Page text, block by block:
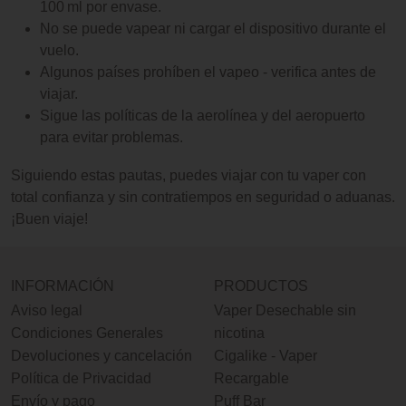
100 ml por envase.
No se puede vapear ni cargar el dispositivo durante el
vuelo.
Algunos países prohíben el vapeo - verifica antes de
viajar.
Sigue las políticas de la aerolínea y del aeropuerto
para evitar problemas.
Siguiendo estas pautas, puedes viajar con tu vaper con
total confianza y sin contratiempos en seguridad o aduanas.
¡Buen viaje!
INFORMACIÓN
Aviso legal
Condiciones Generales
Devoluciones y cancelación
Política de Privacidad
Envío y pago
PRODUCTOS
Vaper Desechable sin
nicotina
Cigalike - Vaper
Recargable
Puff Bar